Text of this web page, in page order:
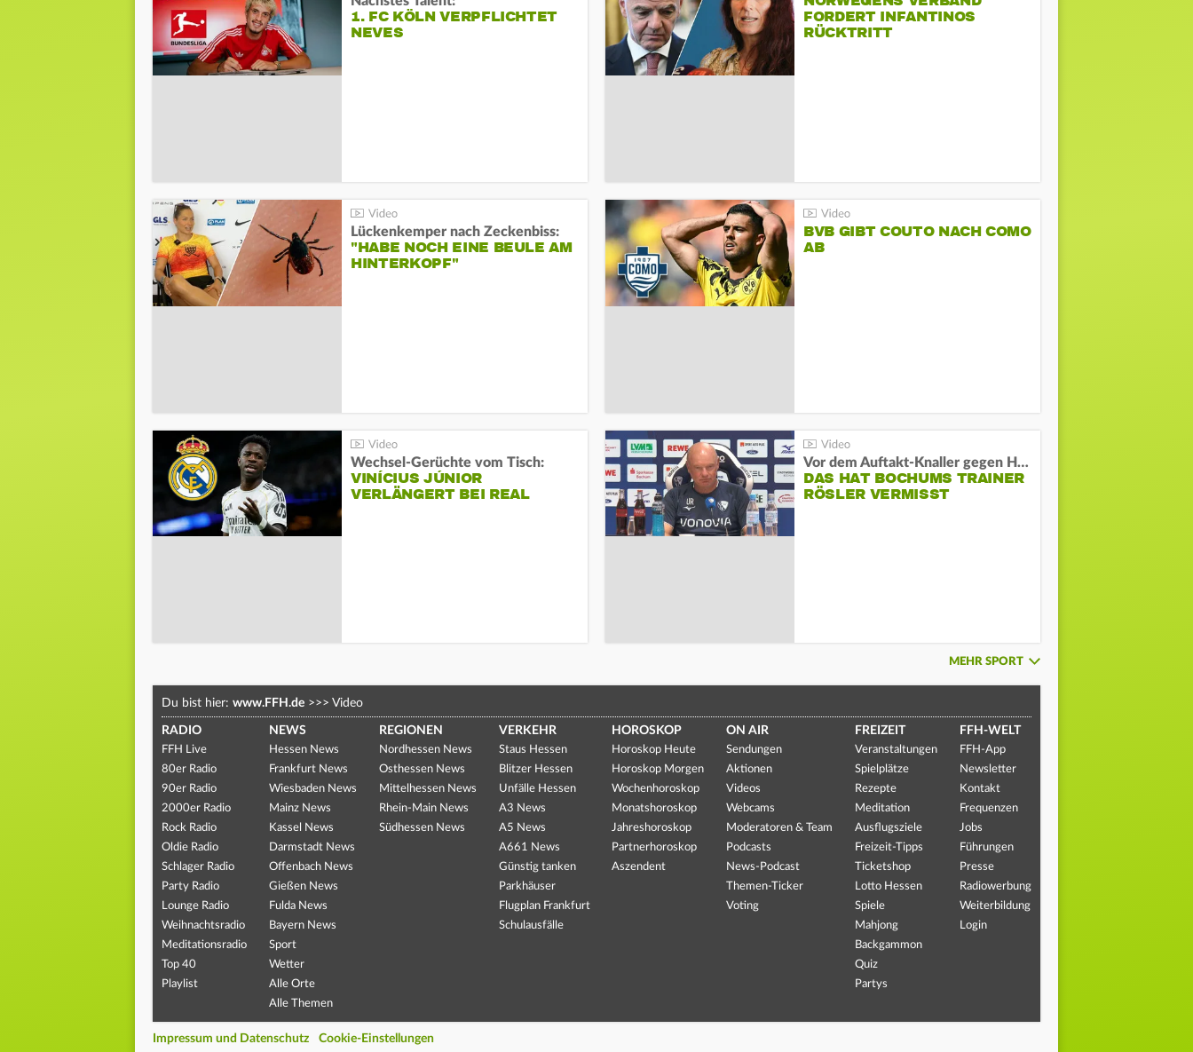
1. FC KÖLN VERPFLICHTET
NEVES
FORDERT INFANTINOS
RÜCKTRITT
Lückenkemper nach Zeckenbiss:
"HABE NOCH EINE BEULE AM
HINTERKOPF"
BVB GIBT COUTO NACH COMO
AB
Wechsel-Gerüchte vom Tisch:
VINÍCIUS JÚNIOR
VERLÄNGERT BEI REAL
Vor dem Auftakt-Knaller gegen Hertha:
DAS HAT BOCHUMS TRAINER
RÖSLER VERMISST
MEHR SPORT
Du bist hier: www.FFH.de >>> Video
RADIO
FFH Live
80er Radio
90er Radio
2000er Radio
Rock Radio
Oldie Radio
Schlager Radio
Party Radio
Lounge Radio
Weihnachtsradio
Meditationsradio
Top 40
Playlist
NEWS
Hessen News
Frankfurt News
Wiesbaden News
Mainz News
Kassel News
Darmstadt News
Offenbach News
Gießen News
Fulda News
Bayern News
Sport
Wetter
Alle Orte
Alle Themen
REGIONEN
Nordhessen News
Osthessen News
Mittelhessen News
Rhein-Main News
Südhessen News
VERKEHR
Staus Hessen
Blitzer Hessen
Unfälle Hessen
A3 News
A5 News
A661 News
Günstig tanken
Parkhäuser
Flugplan Frankfurt
Schulausfälle
HOROSKOP
Horoskop Heute
Horoskop Morgen
Wochenhoroskop
Monatshoroskop
Jahreshoroskop
Partnerhoroskop
Aszendent
ON AIR
Sendungen
Aktionen
Videos
Webcams
Moderatoren & Team
Podcasts
News-Podcast
Themen-Ticker
Voting
FREIZEIT
Veranstaltungen
Spielplätze
Rezepte
Meditation
Ausflugsziele
Freizeit-Tipps
Ticketshop
Lotto Hessen
Spiele
Mahjong
Backgammon
Quiz
Partys
FFH-WELT
FFH-App
Newsletter
Kontakt
Frequenzen
Jobs
Führungen
Presse
Radiowerbung
Weiterbildung
Login
Impressum und Datenschutz Cookie-Einstellungen